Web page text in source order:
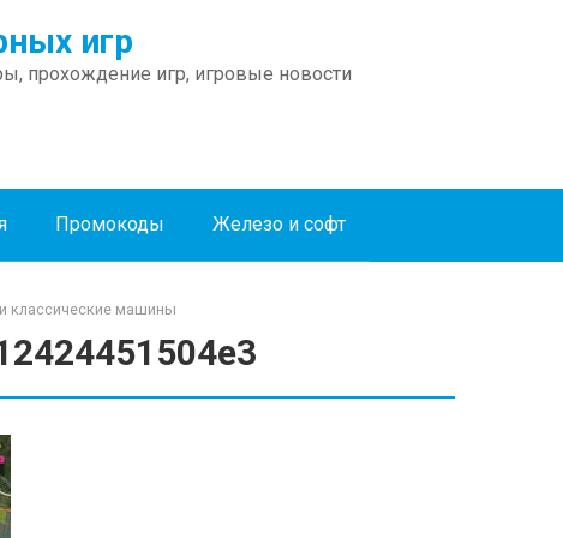
игр
прохождение игр, игровые новости
Промокоды Железо и софт
классические машины